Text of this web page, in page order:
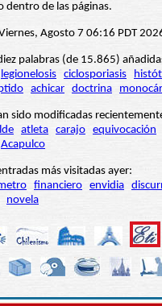
dentro de las páginas.
Agosto 7 06:16 PDT
palabras (de 15.865)
legionelosis ciclosporiasis
achicar doctrina
sido modificadas
atleta carajo equivocación
Acapulco
más visitadas ayer:
financiero envidia
novela